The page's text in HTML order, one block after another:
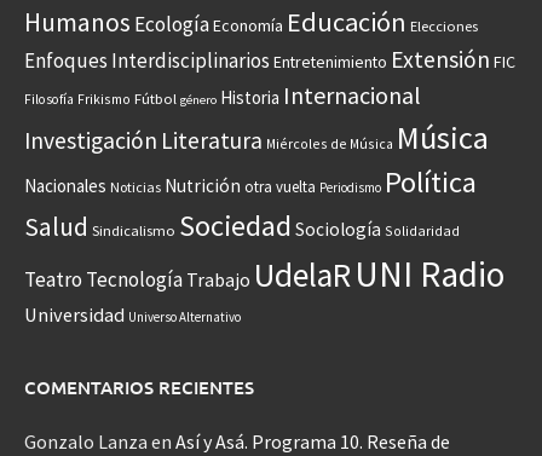
Humanos EcologíaEconomía Educación Elecciones
Enfoques Interdisciplinarios Entretenimiento Extensión FIC
Filosofía Frikismo Fútbol género Historia Internacional
Investigación Literatura Miércoles de Música Música
Nacionales Noticias Nutrición otra vuelta Periodismo Política
Salud Sindicalismo Sociedad Sociología Solidaridad
Teatro Tecnología Trabajo UdelaR UNI Radio
Universidad Universo Alternativo
COMENTARIOS RECIENTES
Gonzalo Lanza en Así y Asá. Programa 10. Reseña de